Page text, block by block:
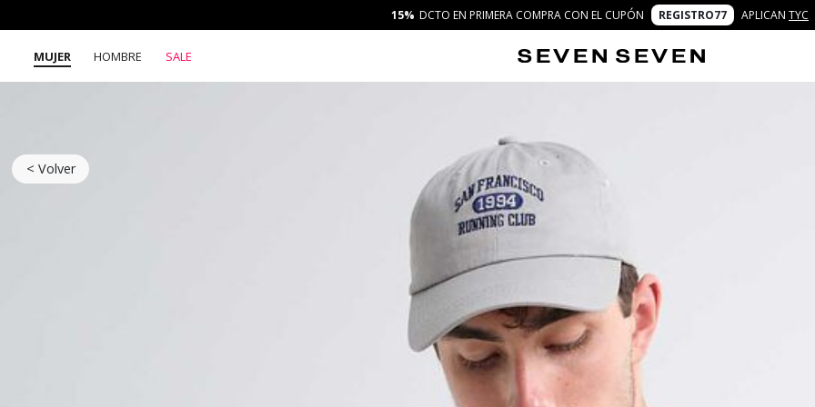
15% DCTO EN PRIMERA COMPRA CON EL CUPÓN REGISTRO77 APLICAN TYC
MUJER HOMBRE SALE
< Volver